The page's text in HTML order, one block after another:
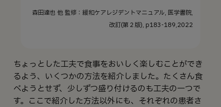
森田達也 他 監修：緩和ケアレジデントマニュアル, 医学書院,
改訂(第２版), p183-189,2022
ちょっとした工夫で食事をおいしく楽しむことができ
るよう、いくつかの方法を紹介しました。たくさん食
べようとせず、少しずつ盛り付けるのも工夫の一つで
す。ここで紹介した方法以外にも、それぞれの患者さ